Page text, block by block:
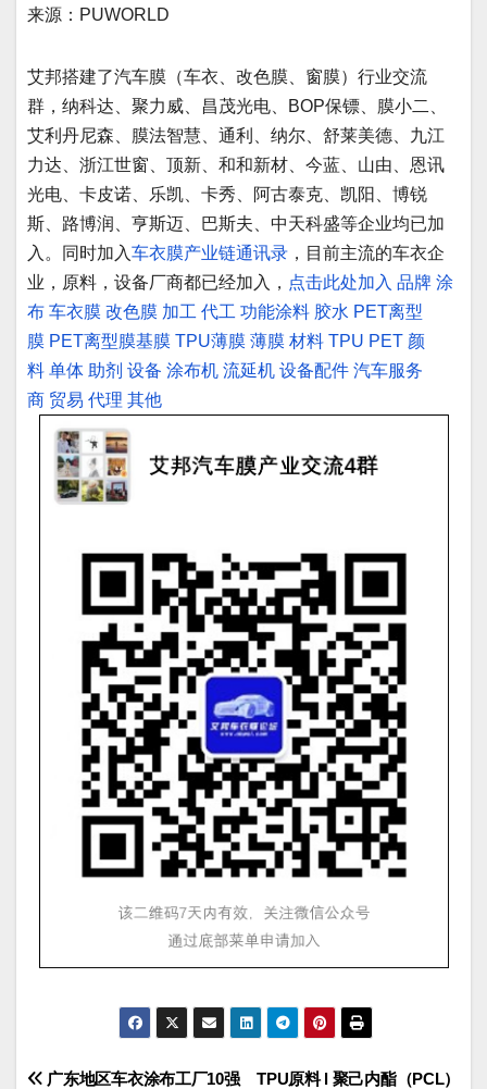
来源：PUWORLD
艾邦搭建了汽车膜（车衣、改色膜、窗膜）行业交流
群，纳科达、聚力威、昌茂光电、BOP保镖、膜小二、
艾利丹尼森、膜法智慧、通利、纳尔、舒莱美德、九江
力达、浙江世窗、顶新、和和新材、今蓝、山由、恩讯
光电、卡皮诺、乐凯、卡秀、阿古泰克、凯阳、博锐
斯、路博润、亨斯迈、巴斯夫、中天科盛等企业均已加
入。同时加入车衣膜产业链通讯录 ，目前主流的车衣企
业，原料，设备厂商都已经加入， 点击此处加入 品牌 涂
布 车衣膜 改色膜 加工 代工 功能涂料 胶水 PET离型
膜 PET离型膜基膜 TPU薄膜 薄膜 材料 TPU PET 颜
料 单体 助剂 设备 涂布机 流延机 设备配件 汽车服务
商 贸易 代理 其他
TPU原料 l 聚己内酯（PCL）
广东地区车衣涂布工厂10强